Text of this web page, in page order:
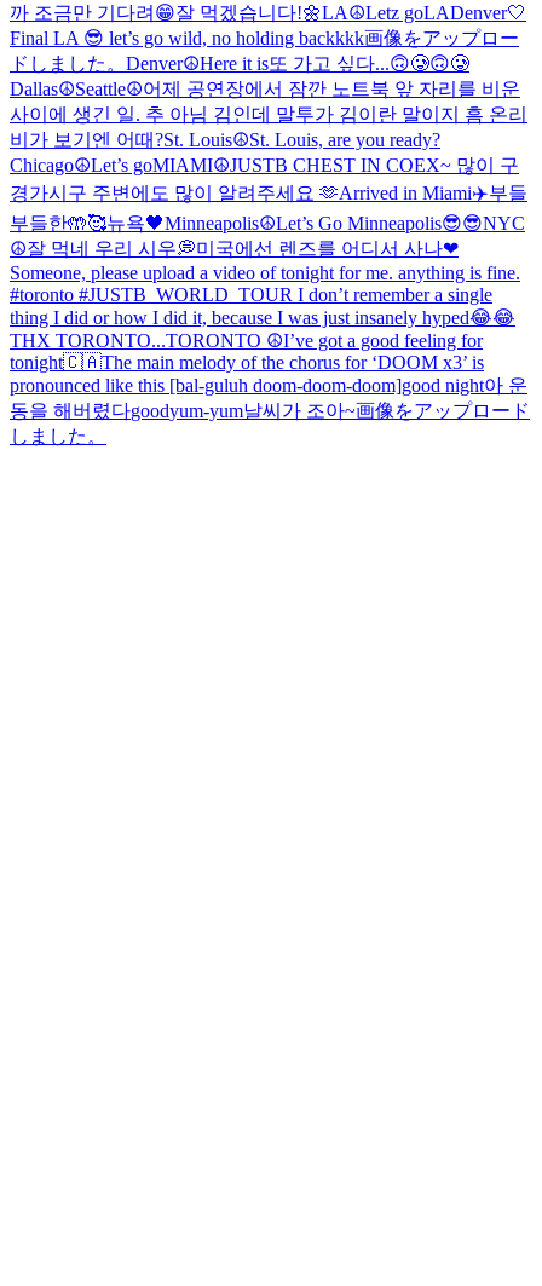
까 조금만 기다려😁잘 먹겠습니다!🌼LA☮️Letz goLADenver🤍
Final LA 😎 let’s go wild, no holding backkkk画像をアップロー
ドしました。 Denver☮️Here it is또 가고 싶다...🙃🥲🙃🥲
Dallas☮️Seattle☮️어제 공연장에서 잠깐 노트북 앞 자리를 비운
사이에 생긴 일. 추 아님 김인데 말투가 김이란 말이지 흠 온리
비가 보기엔 어때?St. Louis☮️St. Louis, are you ready?
Chicago☮️Let’s goMIAMI☮️JUSTB CHEST IN COEX~ 많이 구
경가시구 주변에도 많이 알려주세요 🫶Arrived in Miami✈️부들
부들한🤲🥰뉴욕🖤Minneapolis☮️Let’s Go Minneapolis😎😎NYC
☮️잘 먹네 우리 시우💭미국에선 렌즈를 어디서 사나❤
Someone, please upload a video of tonight for me. anything is fine.
#toronto #JUSTB_WORLD_TOUR I don’t remember a single
thing I did or how I did it, because I was just insanely hyped😂😂
THX TORONTO...TORONTO ☮️I’ve got a good feeling for
tonight🇨🇦The main melody of the chorus for ‘DOOM x3’ is
pronounced like this [bal-guluh doom-doom-doom]good night아 운
동을 해버렸다goodyum-yum날씨가 조아~画像をアップロード
しました。